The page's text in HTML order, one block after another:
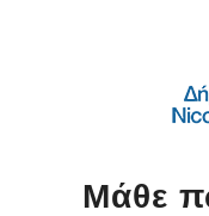
Μάθε